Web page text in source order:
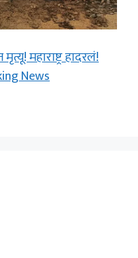
महाराष्ट्र हादरलं!
News